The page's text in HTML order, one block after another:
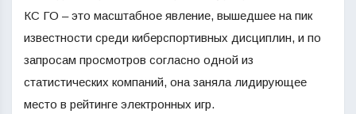
КС ГО – это масштабное явление, вышедшее на пик
известности среди киберспортивных дисциплин, и по
запросам просмотров согласно одной из
статистических компаний, она заняла лидирующее
место в рейтинге электронных игр.